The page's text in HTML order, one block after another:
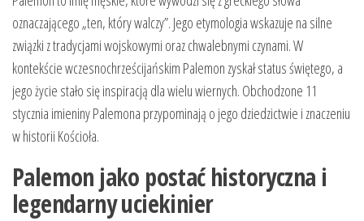
oznaczającego „ten, który walczy”. Jego etymologia wskazuje na silne
związki z tradycjami wojskowymi oraz chwalebnymi czynami. W
kontekście wczesnochrześcijańskim Palemon zyskał status świętego, a
jego życie stało się inspiracją dla wielu wiernych. Obchodzone 11
stycznia imieniny Palemona przypominają o jego dziedzictwie i znaczeniu
w historii Kościoła.
Palemon jako postać historyczna i
legendarny uciekinier